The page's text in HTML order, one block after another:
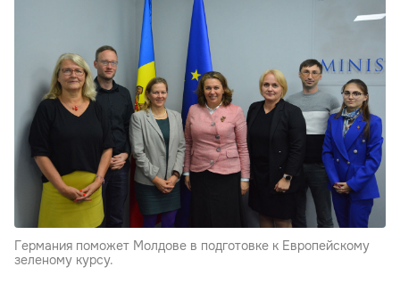
Германия поможет Молдове в подготовке к Европейскому
зеленому курсу.